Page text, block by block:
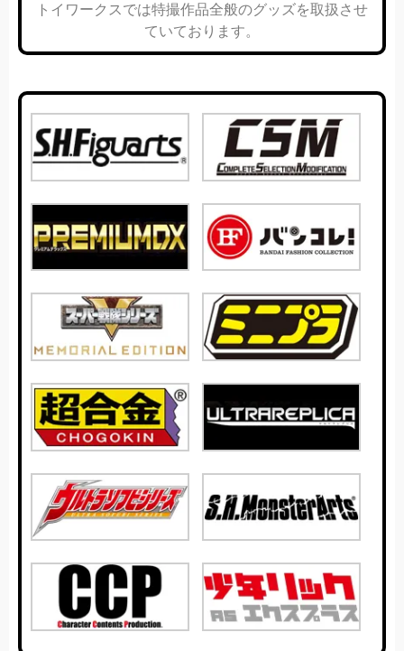
トイワークスでは特撮作品全般のグッズを取扱させ
ていております。